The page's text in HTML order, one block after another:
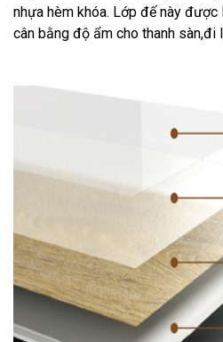
nhựa hèm khóa. Lớp đế này
cân bằng độ ẩm cho thanh sàn,đi